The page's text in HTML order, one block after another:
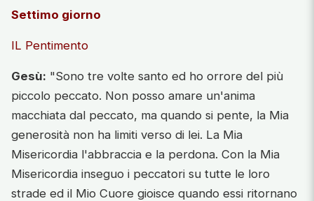
Settimo giorno
IL Pentimento
Gesù: "Sono tre volte santo ed ho orrore del più
piccolo peccato. Non posso amare un'anima
macchiata dal peccato, ma quando si pente, la Mia
generosità non ha limiti verso di lei. La Mia
Misericordia l'abbraccia e la perdona. Con la Mia
Misericordia inseguo i peccatori su tutte le loro
strade ed il Mio Cuore gioisce quando essi ritornano